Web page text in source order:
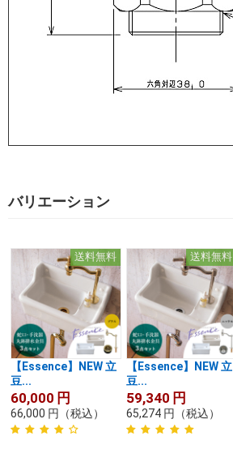
バリエーション
送料無料
【Essence】NEW 立
豆...
60,000 円
66,000 円 （税込）
送料無料
【Essence】NEW 立
豆...
59,340 円
65,274 円 （税込）